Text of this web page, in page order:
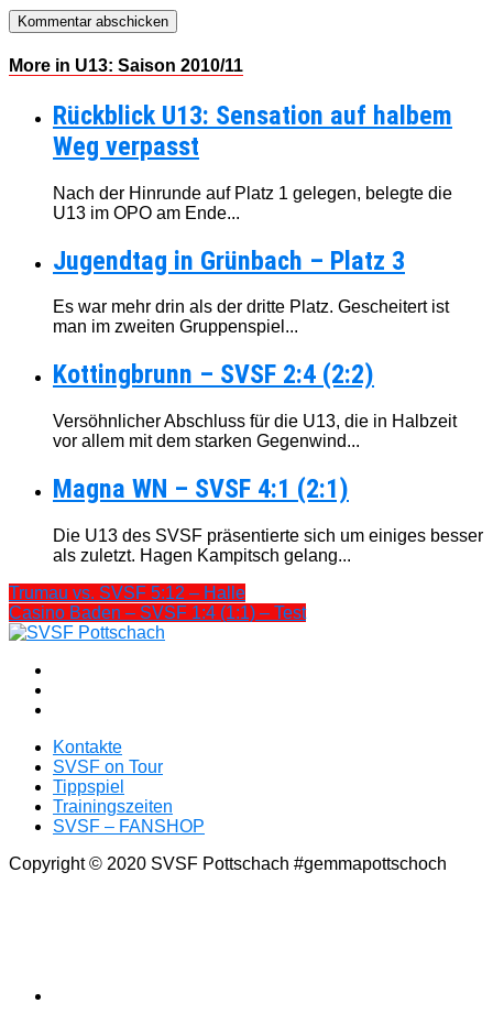
More in U13: Saison 2010/11
Rückblick U13: Sensation auf halbem
Weg verpasst
Nach der Hinrunde auf Platz 1 gelegen, belegte die
U13 im OPO am Ende...
Jugendtag in Grünbach – Platz 3
Es war mehr drin als der dritte Platz. Gescheitert ist
man im zweiten Gruppenspiel...
Kottingbrunn – SVSF 2:4 (2:2)
Versöhnlicher Abschluss für die U13, die in Halbzeit
vor allem mit dem starken Gegenwind...
Magna WN – SVSF 4:1 (2:1)
Die U13 des SVSF präsentierte sich um einiges besser
als zuletzt. Hagen Kampitsch gelang...
Trumau vs. SVSF 5:12 – Halle
Casino Baden – SVSF 1:4 (1:1) – Test
Kontakte
SVSF on Tour
Tippspiel
Trainingszeiten
SVSF – FANSHOP
Copyright © 2020 SVSF Pottschach #gemmapottschoch